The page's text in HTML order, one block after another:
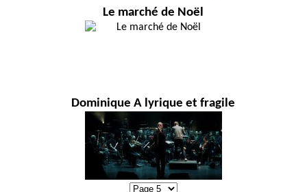
Le marché de Noël
Dominique A lyrique et fragile